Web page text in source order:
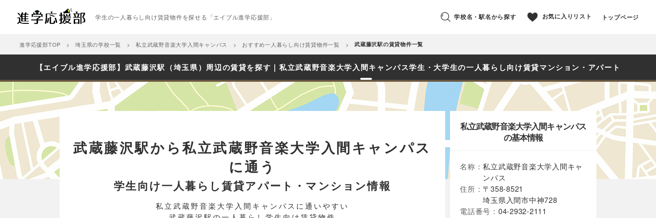
学生の一人暮らし向け賃貸物件を探せる「エイブル進学応援部」 学校名・駅名から探す お気に入りリスト トップページ
進学応援部TOP 埼玉県の学校一覧 私立武蔵野音楽大学入間キャンパス おすすめ一人暮らし向け賃貸物件一覧 武蔵藤沢駅の賃貸物件一覧
【エイブル進学応援部】武蔵藤沢駅（埼玉県）周辺の賃貸を探す｜私立武蔵野音楽大学入間キャンパス学生・大学生の一人暮らし向け賃貸マンション・アパート
武蔵藤沢駅から私立武蔵野音楽大学入間キャンパス
に通う
学生向け一人暮らし賃貸アパート・マンション情報
私立武蔵野音楽大学入間キャンパスに通いやすい
私立武蔵野音楽大学入間キャンパス
の基本情報
名称：私立武蔵野音楽大学入間キャ
ンパス
住所： 〒358-8521
埼玉県入間市中神728
電話番号： 04-2932-2111